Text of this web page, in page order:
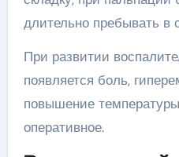
длительно пребывать в
При развитии
появляется боль,
повышение
оперативное.